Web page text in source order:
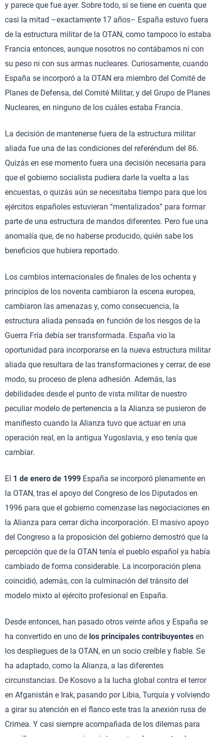
y parece que fue ayer. Sobre todo, si se tiene en cuenta que
casi la mitad –exactamente 17 años– España estuvo fuera
de la estructura militar de la OTAN, como tampoco lo estaba
Francia entonces, aunque nosotros no contábamos ni con
su peso ni con sus armas nucleares. Curiosamente, cuando
España se incorporó a la OTAN era miembro del Comité de
Planes de Defensa, del Comité Militar, y del Grupo de Planes
Nucleares, en ninguno de los cuáles estaba Francia.
La decisión de mantenerse fuera de la estructura militar
aliada fue una de las condiciones del referéndum del 86.
Quizás en ese momento fuera una decisión necesaria para
que el gobierno socialista pudiera darle la vuelta a las
encuestas, o quizás aún se necesitaba tiempo para que los
ejércitos españoles estuvieran “mentalizados” para formar
parte de una estructura de mandos diferentes. Pero fue una
anomalía que, de no haberse producido, quién sabe los
beneficios que hubiera reportado.
Los cambios internacionales de finales de los ochenta y
principios de los noventa cambiaron la escena europea,
cambiaron las amenazas y, como consecuencia, la
estructura aliada pensada en función de los riesgos de la
Guerra Fría debía ser transformada. España vio la
oportunidad para incorporarse en la nueva estructura militar
aliada que resultara de las transformaciones y cerrar, de ese
modo, su proceso de plena adhesión. Además, las
debilidades desde el punto de vista militar de nuestro
peculiar modelo de pertenencia a la Alianza se pusieron de
manifiesto cuando la Alianza tuvo que actuar en una
operación real, en la antigua Yugoslavia, y eso tenía que
cambiar.
El 1 de enero de 1999 España se incorporó plenamente en
la OTAN, tras el apoyo del Congreso de los Diputados en
1996 para que el gobierno comenzase las negociaciones en
la Alianza para cerrar dicha incorporación. El masivo apoyo
del Congreso a la proposición del gobierno demostró que la
percepción que de la OTAN tenía el pueblo español ya había
cambiado de forma considerable. La incorporación plena
coincidió, además, con la culminación del tránsito del
modelo mixto al ejército profesional en España.
Desde entonces, han pasado otros veinte años y España se
ha convertido en uno de los principales contribuyentes en
los despliegues de la OTAN, en un socio creíble y fiable. Se
ha adaptado, como la Alianza, a las diferentes
circunstancias. De Kosovo a la lucha global contra el terror
en Afganistán e Irak, pasando por Libia, Turquía y volviendo
a girar su atención en el flanco este tras la anexión rusa de
Crimea. Y casi siempre acompañada de los dilemas para